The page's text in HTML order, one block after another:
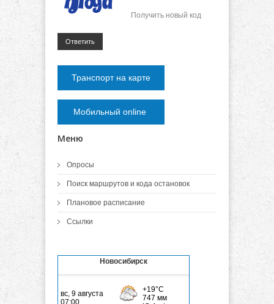
Получить новый код
Ответить
Транспорт на карте
Мобильный online
Меню
Опросы
Поиск маршрутов и кода остановок
Плановое расписание
Ссылки
Новосибирск